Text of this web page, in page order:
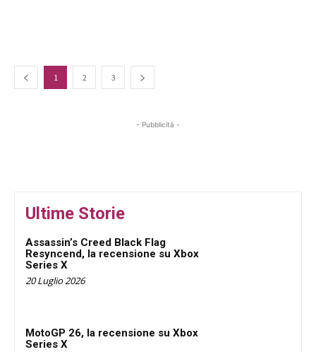
1 2 3
- Pubblicità -
Ultime Storie
Assassin’s Creed Black Flag
Resyncend, la recensione su Xbox
Series X
20 Luglio 2026
MotoGP 26, la recensione su Xbox
Series X